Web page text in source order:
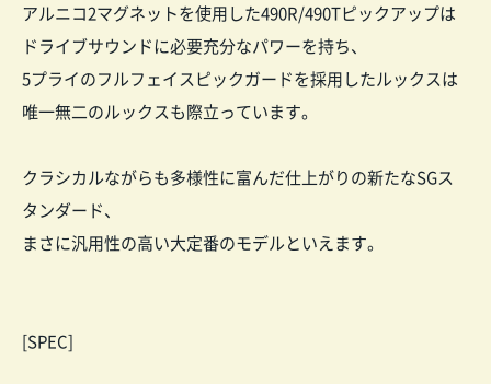
アルニコ2マグネットを使用した490R/490Tピックアップは
ドライブサウンドに必要充分なパワーを持ち、
5プライのフルフェイスピックガードを採用したルックスは
唯一無二のルックスも際立っています。
クラシカルながらも多様性に富んだ仕上がりの新たなSGス
タンダード、
まさに汎用性の高い大定番のモデルといえます。
[SPEC]